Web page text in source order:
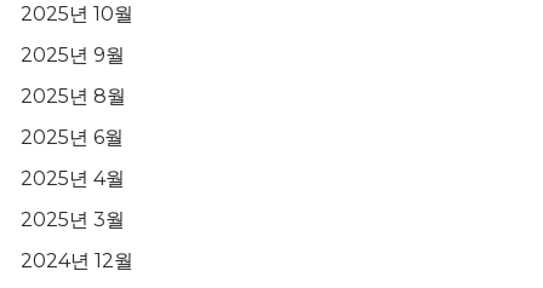
2025년 10월
2025년 9월
2025년 8월
2025년 6월
2025년 4월
2025년 3월
2024년 12월